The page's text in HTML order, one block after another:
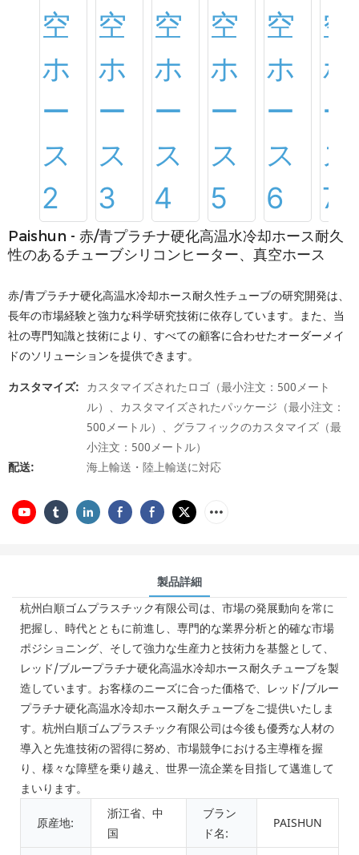
Paishun - 赤/青プラチナ硬化高温水冷却ホース耐久
性のあるチューブシリコンヒーター、真空ホース
赤/青プラチナ硬化高温水冷却ホース耐久性チューブの研究開発は、
長年の市場経験と強力な科学研究技術に依存しています。また、当
社の専門知識と技術により、すべての顧客に合わせたオーダーメイ
ドのソリューションを提供できます。
カスタマイズ: カスタマイズされたロゴ（最小注文：500メート
ル）、カスタマイズされたパッケージ（最小注文：
500メートル）、グラフィックのカスタマイズ（最
小注文：500メートル）
配送:
海上輸送・陸上輸送に対応
製品詳細
杭州白順ゴムプラスチック有限公司は、市場の発展動向を常に
把握し、時代とともに前進し、専門的な業界分析と的確な市場
ポジショニング、そして強力な生産力と技術力を基盤として、
レッド/ブループラチナ硬化高温水冷却ホース耐久チューブを製
造しています。お客様のニーズに合った価格で、レッド/ブルー
プラチナ硬化高温水冷却ホース耐久チューブをご提供いたしま
す。杭州白順ゴムプラスチック有限公司は今後も優秀な人材の
導入と先進技術の習得に努め、市場競争における主導権を握
り、様々な障壁を乗り越え、世界一流企業を目指して邁進して
まいります。
原産地:
浙江省、中
国
ブラン
ド名:
PAISHUN